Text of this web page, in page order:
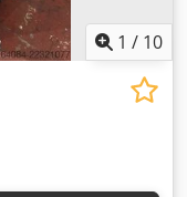
1 / 10